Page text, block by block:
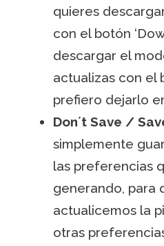
quieres
con el botón
descargar el
actualizas con el
prefiero dejarlo
Don´t Save /
simplemente
las preferencias
generando, para
actualicemos la
otras